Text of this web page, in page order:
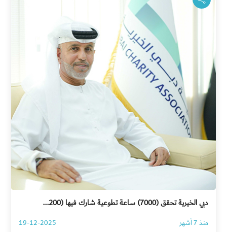
دبي الخيرية تحقق (7000) ساعة تطوعية شارك فيها (200...
منذ 7 أشهر
19-12-2025